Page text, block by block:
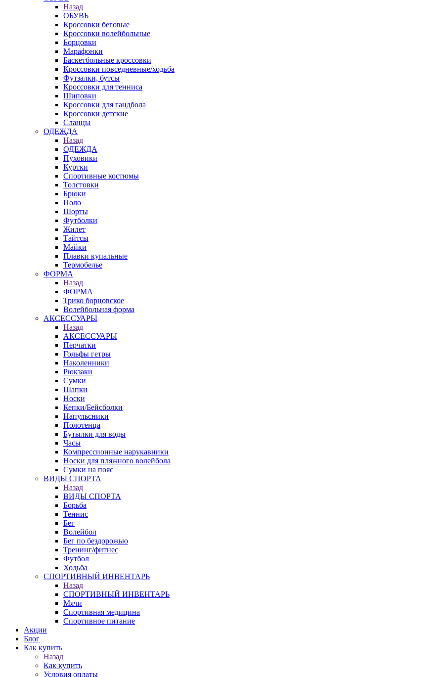
Назад
ОБУВЬ
Кроссовки беговые
Кроссовки волейбольные
Борцовки
Марафонки
Баскетбольные кроссовки
Кроссовки повседневные/ходьба
Футзалки, бутсы
Кроссовки для тенниса
Шиповки
Кроссовки для гандбола
Кроссовки детские
Сланцы
ОДЕЖДА
Назад
ОДЕЖДА
Пуховики
Куртки
Спортивные костюмы
Толстовки
Брюки
Поло
Шорты
Футболки
Жилет
Тайтсы
Майки
Плавки купальные
Термобелье
ФОРМА
Назад
ФОРМА
Трико борцовское
Волейбольная форма
АКСЕССУАРЫ
Назад
АКСЕССУАРЫ
Перчатки
Гольфы гетры
Наколенники
Рюкзаки
Сумки
Шапки
Носки
Кепки/Бейсболки
Напульсники
Полотенца
Бутылки для воды
Часы
Компрессионные нарукавники
Носки для пляжного волейбола
Сумки на пояс
ВИДЫ СПОРТА
Назад
ВИДЫ СПОРТА
Борьба
Теннис
Бег
Волейбол
Бег по бездорожью
Тренинг/фитнес
Футбол
Ходьба
СПОРТИВНЫЙ ИНВЕНТАРЬ
Назад
СПОРТИВНЫЙ ИНВЕНТАРЬ
Мячи
Спортивная медицина
Спортивное питание
Акции
Блог
Как купить
Назад
Как купить
Условия оплаты